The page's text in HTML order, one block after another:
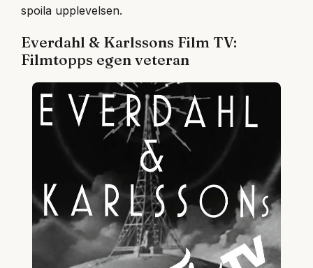
spoila upplevelsen.
Everdahl & Karlssons Film TV:
Filmtopps egen veteran